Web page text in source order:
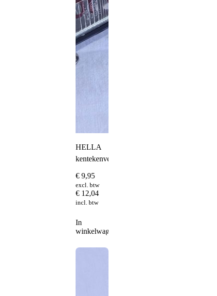
HELLA
kentekenverlichting
€ 9,95
excl. btw
€ 12,04
incl. btw
In
winkelwagen